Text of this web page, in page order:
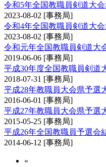
令和5年全国教職員剣道大
2023-08-02 [事務局]
令和4年全国教職員剣道大
2023-08-02 [事務局]
令和元年全国教職員剣道大
2019-06-06 [事務局]
平成30年度全国教職員剣道
2018-07-31 [事務局]
平成28年教職員大会県予選
2016-06-01 [事務局]
平成27年教職員大会県予選
2015-05-25 [事務局]
平成26年全国教職員予選会
2014-06-12 [事務局]
«